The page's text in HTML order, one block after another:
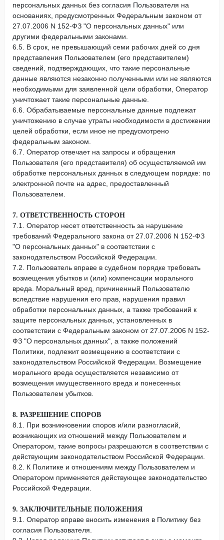
персональных данных без согласия Пользователя на
основаниях, предусмотренных Федеральным законом от
27.07.2006 N 152-ФЗ "О персональных данных" или
другими федеральными законами.
6.5. В срок, не превышающий семи рабочих дней со дня
представления Пользователем (его представителем)
сведений, подтверждающих, что такие персональные
данные являются незаконно полученными или не являются
необходимыми для заявленной цели обработки, Оператор
уничтожает такие персональные данные.
6.6. Обрабатываемые персональные данные подлежат
уничтожению в случае утраты необходимости в достижении
целей обработки, если иное не предусмотрено
федеральным законом.
6.7. Оператор отвечает на запросы и обращения
Пользователя (его представителя) об осуществляемой им
обработке персональных данных в следующем порядке: по
электронной почте на адрес, предоставленный
Пользователем.
7. ОТВЕТСТВЕННОСТЬ СТОРОН
7.1. Оператор несет ответственность за нарушение
требований Федерального закона от 27.07.2006 N 152-ФЗ
"О персональных данных" в соответствии с
законодательством Российской Федерации.
7.2. Пользователь вправе в судебном порядке требовать
возмещения убытков и (или) компенсации морального
вреда. Моральный вред, причиненный Пользователю
вследствие нарушения его прав, нарушения правил
обработки персональных данных, а также требований к
защите персональных данных, установленных в
соответствии с Федеральным законом от 27.07.2006 N 152-
ФЗ "О персональных данных", а также положений
Политики, подлежит возмещению в соответствии с
законодательством Российской Федерации. Возмещение
морального вреда осуществляется независимо от
возмещения имущественного вреда и понесенных
Пользователем убытков.
8. РАЗРЕШЕНИЕ СПОРОВ
8.1. При возникновении споров и/или разногласий,
возникающих из отношений между Пользователем и
Оператором, такие вопросы разрешаются в соответствии с
действующим законодательством Российской Федерации.
8.2. К Политике и отношениям между Пользователем и
Оператором применяется действующее законодательство
Российской Федерации.
9. ЗАКЛЮЧИТЕЛЬНЫЕ ПОЛОЖЕНИЯ
9.1. Оператор вправе вносить изменения в Политику без
согласия Пользователя.